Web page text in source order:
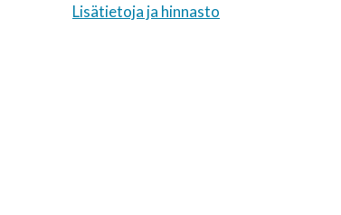
Lisätietoja ja hinnasto